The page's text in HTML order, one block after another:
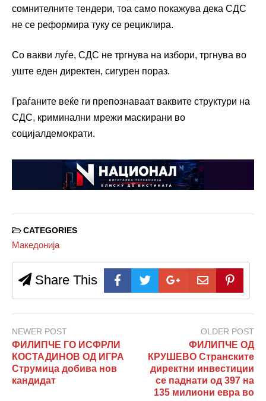
сомнителните тендери, тоа само покажува дека СДС
не се реформира туку се рециклира.
Со вакви луѓе, СДС не тргнува на избори, тргнува во
уште еден директен, сигурен пораз.
Граѓаните веќе ги препознаваат ваквите структури на
СДС, криминални мрежи маскирани во
социјалдемократи.
CATEGORIES
Македонија
Share This
NEWER POST
ФИЛИПЧЕ ГО ИСФРЛИ
КОСТАДИНОВ ОД ИГРА
Струмица добива нов
кандидат
OLDER POST
ФИЛИПЧЕ ОД
КРУШЕВО Странските
директни инвестиции
се паднати од 397 на
135 милиони евра во